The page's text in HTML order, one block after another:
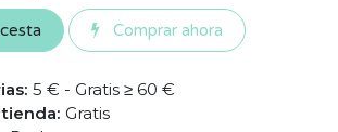
Comprar ahora
5 € - Gratis ≥ 60 €
Gratis